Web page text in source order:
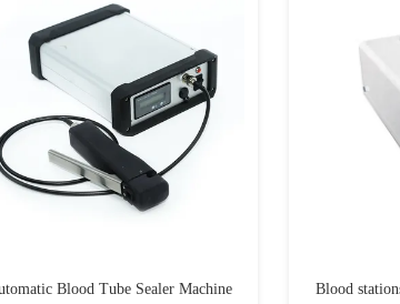
Blood Tube Sealer Machine
Blood